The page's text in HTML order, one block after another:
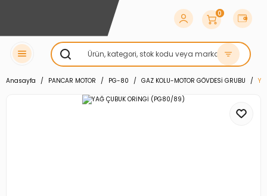
0
Anasayfa PANCAR MOTOR PG-80 GAZ KOLU-MOTOR GÖVDESİ GRUBU